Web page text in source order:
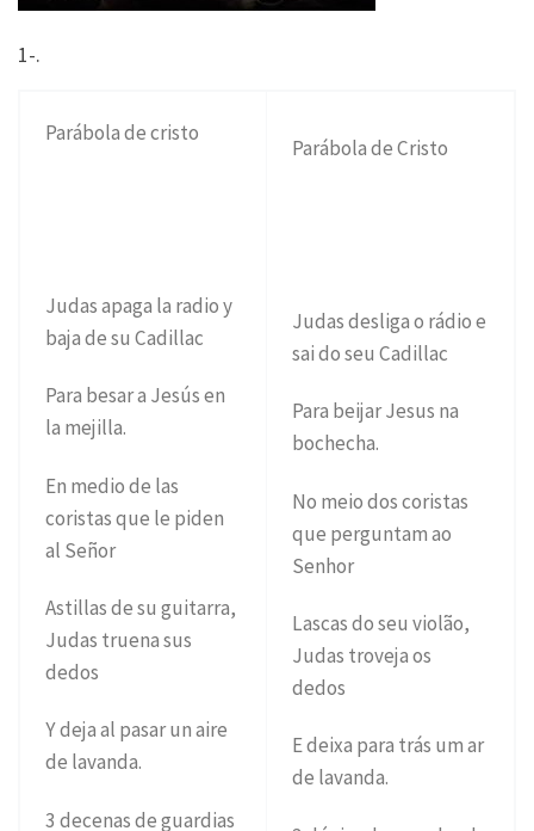
1-.
Parábola de cristo
Judas apaga la radio y
baja de su Cadillac
Para besar a Jesús en
la mejilla.
En medio de las
coristas que le piden
al Señor
Astillas de su guitarra,
Judas truena sus
dedos
Y deja al pasar un aire
de lavanda.
3 decenas de guardias
Parábola de Cristo
Judas desliga o rádio e
sai do seu Cadillac
Para beijar Jesus na
bochecha.
No meio dos coristas
que perguntam ao
Senhor
Lascas do seu violão,
Judas troveja os
dedos
E deixa para trás um ar
de lavanda.